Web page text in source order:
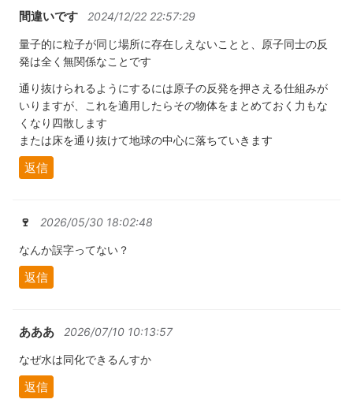
間違いです 2024/12/22 22:57:29
量子的に粒子が同じ場所に存在しえないことと、原子同士の反
発は全く無関係なことです
通り抜けられるようにするには原子の反発を押さえる仕組みが
いりますが、これを適用したらその物体をまとめておく力もな
くなり四散します
または床を通り抜けて地球の中心に落ちていきます
返信
🍷 2026/05/30 18:02:48
なんか誤字ってない？
返信
あああ 2026/07/10 10:13:57
なぜ水は同化できるんすか
返信